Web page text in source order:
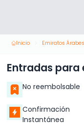
Inicio
Entradas para
No reembolsable
Confirmación
Instantánea